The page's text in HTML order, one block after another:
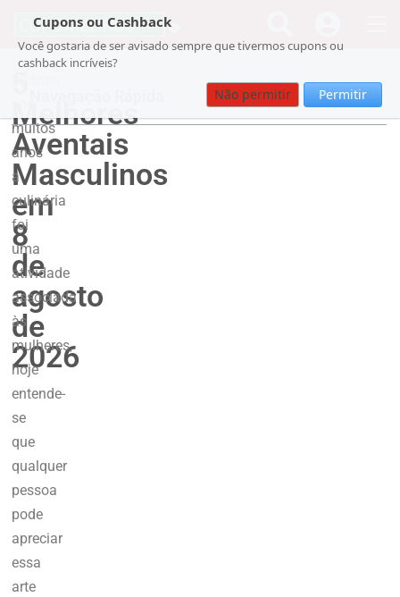
Cupons ou Cashback
Você gostaria de ser avisado sempre que tivermos cupons ou
cashback incríveis?
Não permitir Permitir
Melhores
Aventais
Masculinos
em
8
de
agosto
de
2026
muitos
anos
a
culinária
foi
uma
atividade
associada
às
mulheres,
hoje
entende-
se
que
qualquer
pessoa
pode
apreciar
essa
arte